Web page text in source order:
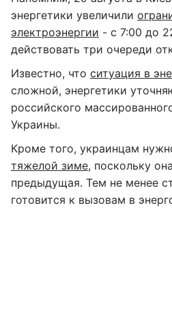
энергетики увеличили
электроэнергии - с 7:00 до
действовать три очереди
Известно, что ситуация в
сложной, энергетики
российского
Украины.
Кроме того, украинцам
тяжелой зиме, поскольку
предыдущая. Тем не менее
готовится к вызовам в